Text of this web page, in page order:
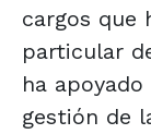
cargos que
particular
ha
gestión de